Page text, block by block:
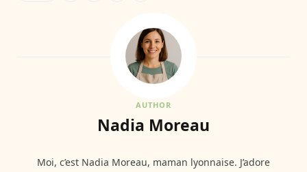
AUTHOR
Nadia Moreau
Moi, c’est Nadia Moreau, maman lyonnaise. J’adore